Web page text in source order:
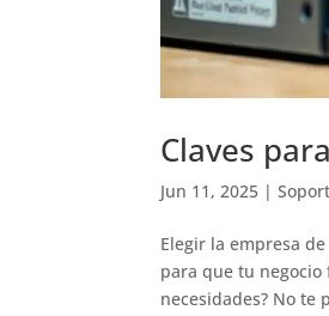
Claves
Jun 11, 2025 |
Elegir la empresa
para que tu negocio
necesidades? No te